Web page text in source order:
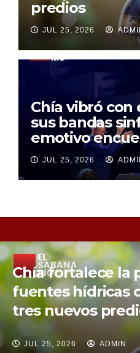
predios
JUL 25, 2026
Chía vibró
sus bandas
emotivo
JUL 25, 2026
Chía fortalece la
fuentes hídricas
tres nuevos
JUL 25, 2026 ADMIN